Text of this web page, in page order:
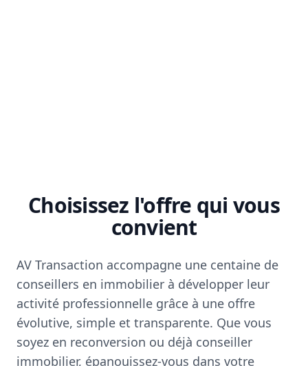
Choisissez l'offre qui vous
convient
AV Transaction accompagne une centaine de
conseillers en immobilier à développer leur
activité professionnelle grâce à une offre
évolutive, simple et transparente. Que vous
soyez en reconversion ou déjà conseiller
immobilier, épanouissez-vous dans votre